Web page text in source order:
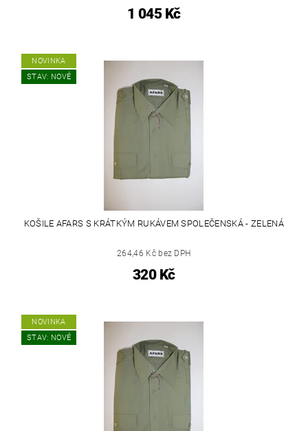
1 045 Kč
NOVINKA
STAV: NOVÉ
KOŠILE AFARS S KRÁTKÝM RUKÁVEM SPOLEČENSKÁ - ZELENÁ
264,46 Kč bez DPH
320 Kč
NOVINKA
STAV: NOVÉ